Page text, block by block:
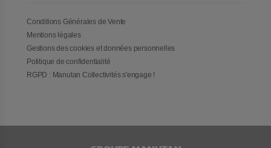
Conditions Générales de Vente
Mentions légales
Gestions des cookies et données personnelles
Politique de confidentialité
RGPD : Manutan Collectivités s'engage !